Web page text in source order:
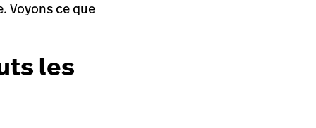
Voyons ce que
les